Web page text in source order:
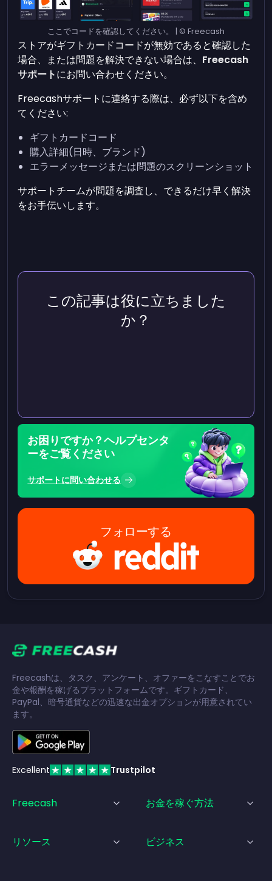
ここでコードを確認してください。 | © Freecash
ストアがギフトカードコードが無効であると確認した
場合、または問題を解決できない場合は、 Freecash
サポートにお問い合わせください。
Freecashサポートに連絡する際は、必ず以下を含め
てください:
ギフトカードコード
購入詳細(日時、ブランド)
エラーメッセージまたは問題のスクリーンショット
サポートチームが問題を調査し、できるだけ早く解決
をお手伝いします。
この記事は役に立ちました
か？
お困りですか？ヘルプセンタ
ーをご覧ください
サポートに問い合わせる
フォローする
Freecashは、タスク、アンケート、オファーをこなすことでお
金や報酬を稼げるプラットフォームです。ギフトカード、
PayPal、暗号通貨などの迅速な出金オプションが用意されてい
ます。
Excellent Trustpilot
Freecash お金を稼ぐ方法
リソース ビジネス